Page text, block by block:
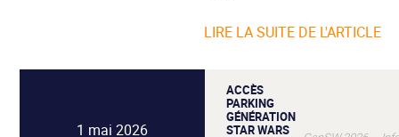
LIRE LA SUITE DE L'ARTICLE
1 mai 2026
ACCÈS
PARKING
GÉNÉRATION
STAR WARS